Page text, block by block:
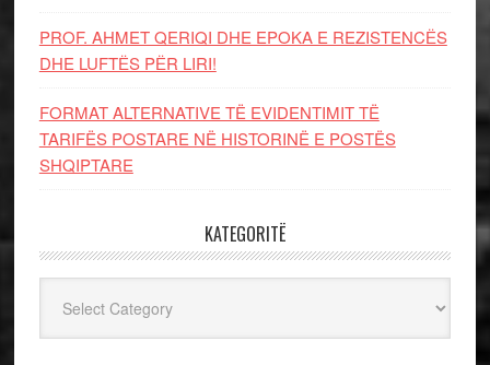
PROF. AHMET QERIQI DHE EPOKA E REZISTENCЁS
DHE LUFTЁS PЁR LIRI!
FORMAT ALTERNATIVE TË EVIDENTIMIT TË
TARIFËS POSTARE NË HISTORINË E POSTËS
SHQIPTARE
KATEGORITË